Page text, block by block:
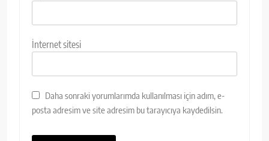
İnternet sitesi
Daha sonraki yorumlarımda kullanılması için adım, e-
posta adresim ve site adresim bu tarayıcıya kaydedilsin.